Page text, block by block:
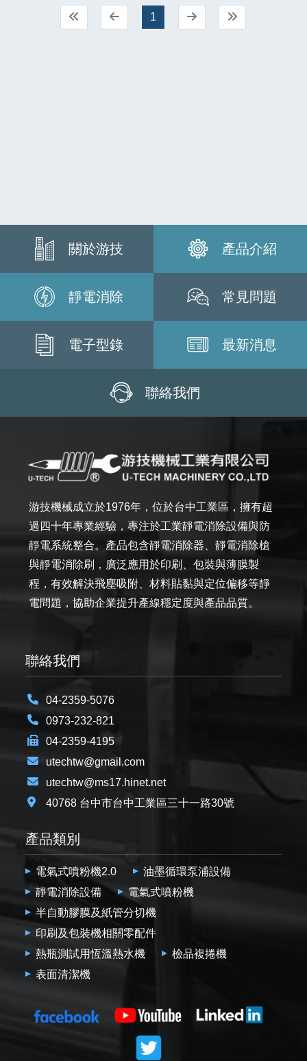
1
關於游技 產品介紹
靜電消除 常見問題
電子型錄 最新消息
聯絡我們
游技機械成立於1976年，位於台中工業區，擁有超
過四十年專業經驗，專注於工業靜電消除設備與防
靜電系統整合。產品包含靜電消除器、靜電消除槍
與靜電消除刷，廣泛應用於印刷、包裝與薄膜製
程，有效解決飛塵吸附、材料貼黏與定位偏移等靜
電問題，協助企業提升產線穩定度與產品品質。
聯絡我們
04-2359-5076
0973-232-821
04-2359-4195
utechtw@gmail.com
utechtw@ms17.hinet.net
40768 台中市台中工業區三十一路30號
產品類別
電氣式噴粉機2.0
油墨循環泵浦設備
靜電消除設備
電氣式噴粉機
半自動膠膜及紙管分切機
印刷及包裝機相關零配件
熱瓶測試用恆溫熱水機
檢品複捲機
表面清潔機